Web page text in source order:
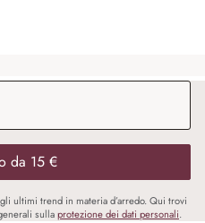
da 15 €
ultimi trend in materia d’arredo. Qui trovi
sullaprotezione dei dati personali.